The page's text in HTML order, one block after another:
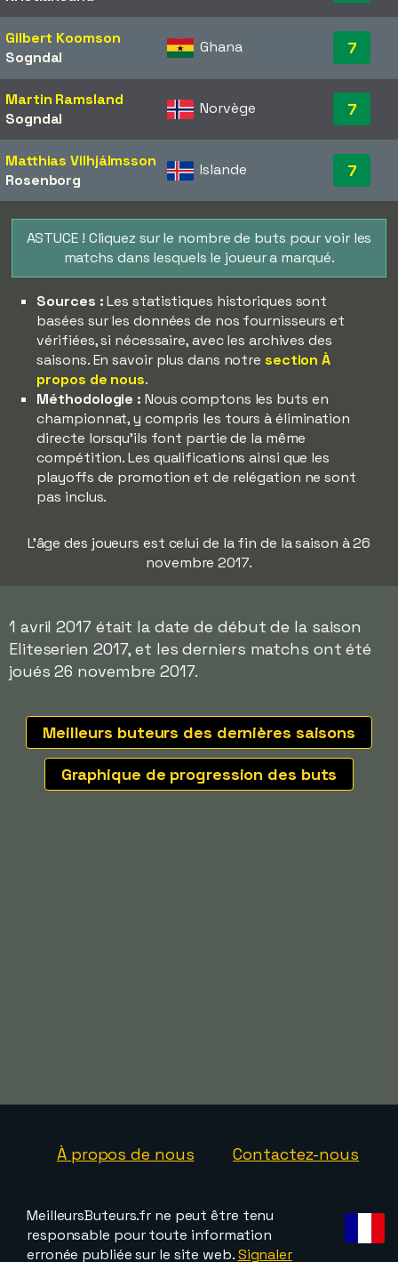
Gilbert Koomson
Sogndal
Ghana 7
Martin Ramsland
Sogndal
Norvège 7
Matthias Vilhjálmsson
Rosenborg
Islande 7
ASTUCE ! Cliquez sur le nombre de buts pour voir les
matchs dans lesquels le joueur a marqué.
Sources :Les statistiques historiques sont
basées sur les données de nos fournisseurs et
vérifiées, si nécessaire, avec les archives des
saisons. En savoir plus dans notre section À
propos de nous.
Méthodologie : Nous comptons les buts en
championnat, y compris les tours à élimination
directe lorsqu'ils font partie de la même
compétition. Les qualifications ainsi que les
playoffs de promotion et de relégation ne sont
pas inclus.
L'âge des joueurs est celui de la fin de la saison à 26
novembre 2017.
1 avril 2017 était la date de début de la saison
Eliteserien 2017, et les derniers matchs ont été
joués 26 novembre 2017.
Meilleurs buteurs des dernières saisons
Graphique de progression des buts
À propos de nous Contactez-nous
MeilleursButeurs.fr ne peut être tenu
responsable pour toute information
erronée publiée sur le site web.Signaler